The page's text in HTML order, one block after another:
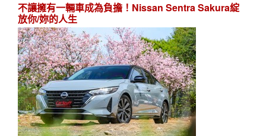
不讓擁有一輛車成為負擔！Nissan Sentra Sakura綻
放你/妳的人生